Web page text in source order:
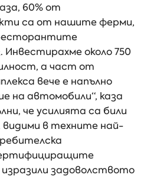
60% от
са от нашите ферми,
Инвестирахме около 750
а част от
вече е напълно
на автомобили“, каза
че усилията са били
в техните най-
задоволството